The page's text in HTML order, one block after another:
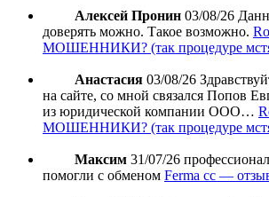
Алексей Пронин 03/08/26
доверять можно. Такое возможно.
МОШЕННИКИ? (так процедуре
Анастасия 03/08/26
на сайте, со мной связался Попов
из юридической компании ООО…
МОШЕННИКИ? (так процедуре
Максим 31/07/26
помогли с обменом Ferma cc —